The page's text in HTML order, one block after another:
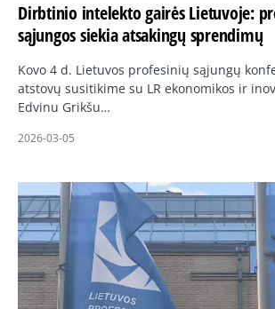
Dirbtinio intelekto gairės Lietuvoje:
sąjungos siekia atsakingų sprendimų
Kovo 4 d. Lietuvos profesinių sąjungų
atstovų susitikime su LR ekonomikos ir
Edvinu Grikšu…
2026-03-05